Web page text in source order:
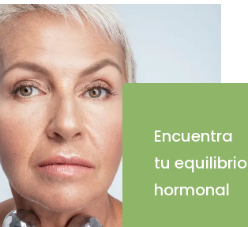
Encuentra
tu equilibrio
hormonal